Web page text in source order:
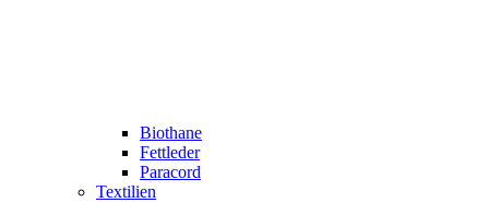
Biothane
Fettleder
Paracord
Textilien